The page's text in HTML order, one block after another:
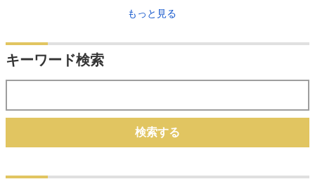
もっと見る
キーワード検索
検索する